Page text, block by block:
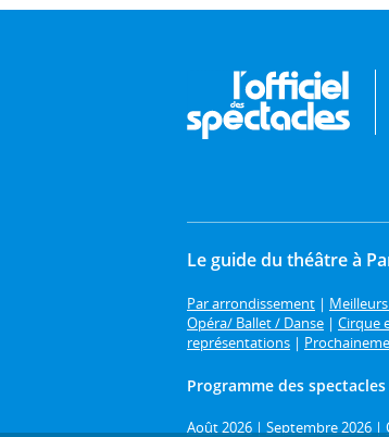
Le guide du théâtre à
Par arrondissement |
Opéra/ Ballet / Danse | Cirque
représentations |
Programme des
Août 2026 | Septembre 2026 |